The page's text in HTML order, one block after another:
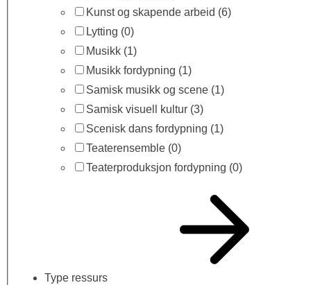
Kunst og skapende arbeid (6)
Lytting (0)
Musikk (1)
Musikk fordypning (1)
Samisk musikk og scene (1)
Samisk visuell kultur (3)
Scenisk dans fordypning (1)
Teaterensemble (0)
Teaterproduksjon fordypning (0)
Type ressurs